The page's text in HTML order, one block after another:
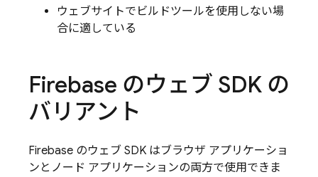
ウェブサイトでビルドツールを使用しない場
合に適している
Firebase のウェブ SDK の
バリアント
Firebase のウェブ SDK はブラウザ アプリケーショ
ンとノード アプリケーションの両方で使用できま